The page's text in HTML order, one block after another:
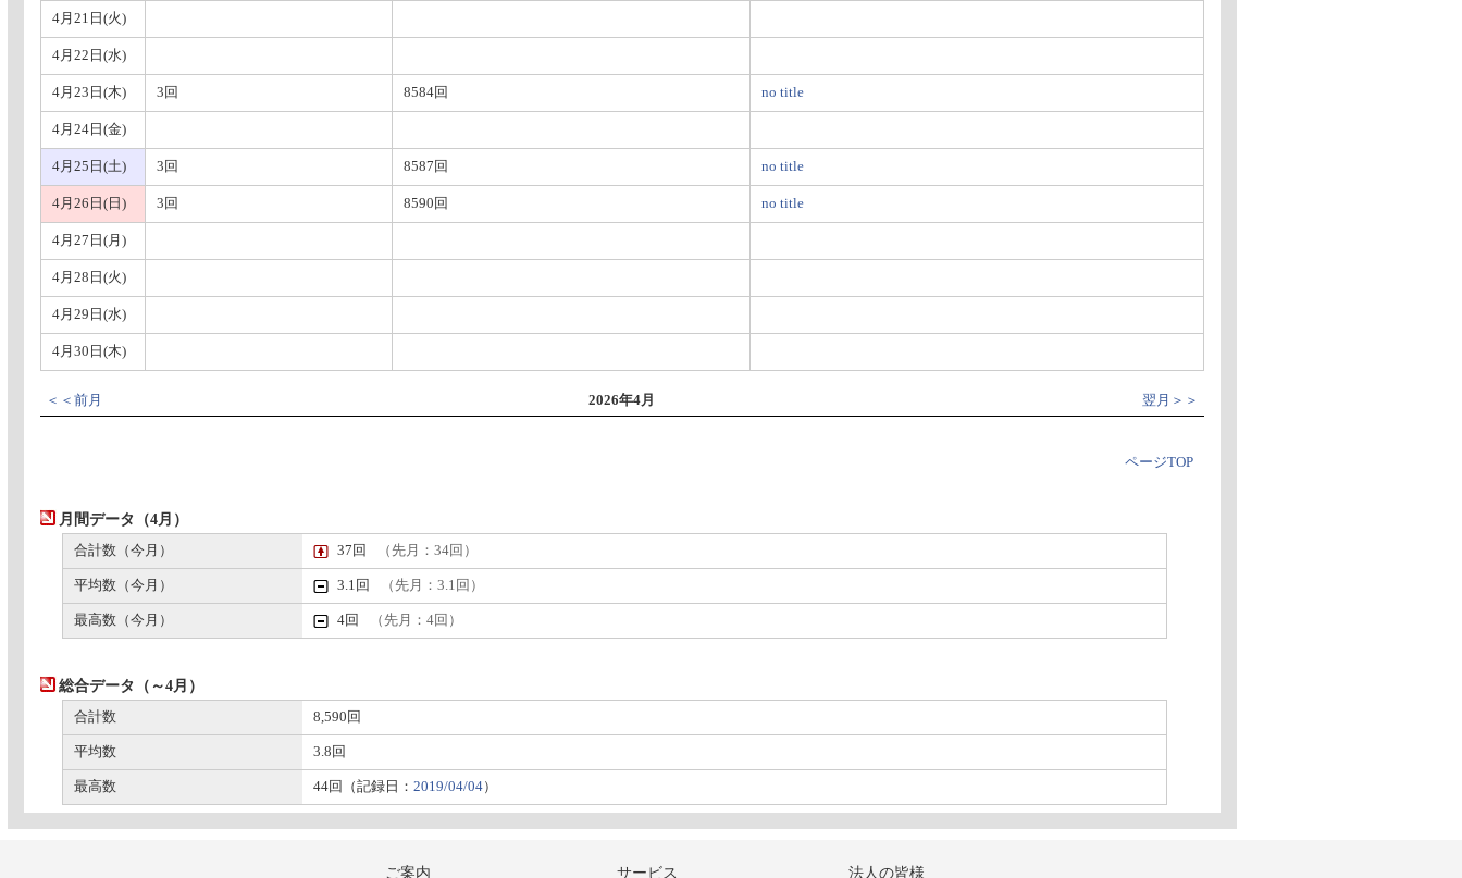
4月21日(火)
4月22日(水)
4月23日(木) 3回 8584回 no title
4月24日(金)
4月25日(土) 3回 8587回 no title
4月26日(日) 3回 8590回 no title
4月27日(月)
4月28日(火)
4月29日(水)
4月30日(木)
＜＜前月 2026年4月 翌月＞＞
ページTOP
月間データ（4月）
合計数（今月） 37回 （先月：34回）
平均数（今月） 3.1回 （先月：3.1回）
最高数（今月） 4回 （先月：4回）
総合データ（～4月）
合計数 8,590回
平均数 3.8回
最高数 44回（記録日： 2019/04/04）
ご案内 サービス 法人の皆様